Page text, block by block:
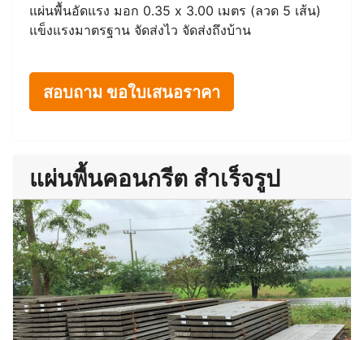
แผ่นพื้นอัดแรง มอก 0.35 x 3.00 เมตร (ลวด 5 เส้น)
แข็งแรงมาตรฐาน จัดส่งไว จัดส่งถึงบ้าน
สอบถาม ขอใบเสนอราคา
แผ่นพื้นคอนกรีต สำเร็จรูป